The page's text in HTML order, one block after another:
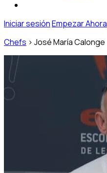
Iniciar sesiónEmpezar Ahora
Chefs > José María Calonge